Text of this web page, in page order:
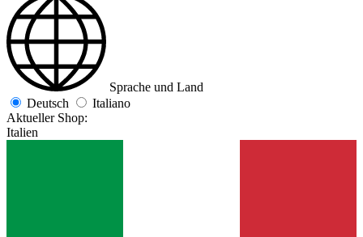
Sprache und Land
Deutsch
Italiano
Aktueller Shop:
Italien